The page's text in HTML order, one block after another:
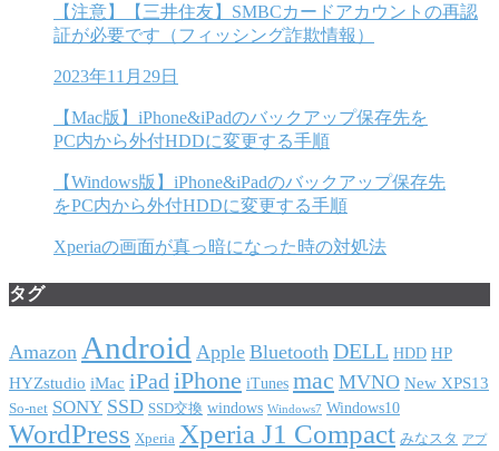
【注意】【三井住友】SMBCカードアカウントの再認
証が必要です（フィッシング詐欺情報）
2023年11月29日
【Mac版】iPhone&iPadのバックアップ保存先を
PC内から外付HDDに変更する手順
【Windows版】iPhone&iPadのバックアップ保存先
をPC内から外付HDDに変更する手順
Xperiaの画面が真っ暗になった時の対処法
タグ
Amazon Android Apple Bluetooth DELL HDD HP
HYZstudio iMac iPad iPhone iTunes mac MVNO New XPS13
So-net SONY SSD SSD交換 windows Windows7 Windows10
WordPress Xperia Xperia J1 Compact みなスタ アプ